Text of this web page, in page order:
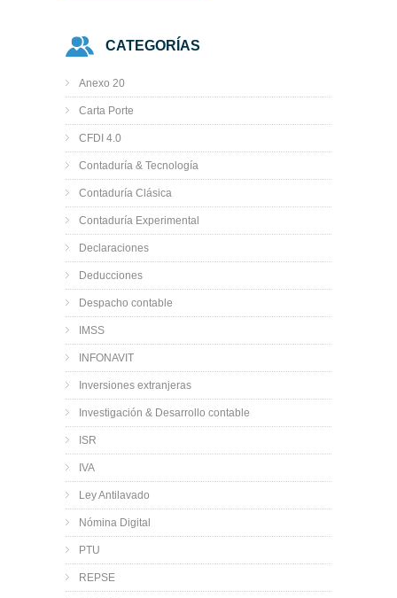
CATEGORÍAS
Anexo 20
Carta Porte
CFDI 4.0
Contaduría & Tecnología
Contaduría Clásica
Contaduría Experimental
Declaraciones
Deducciones
Despacho contable
IMSS
INFONAVIT
Inversiones extranjeras
Investigación & Desarrollo contable
ISR
IVA
Ley Antilavado
Nómina Digital
PTU
REPSE